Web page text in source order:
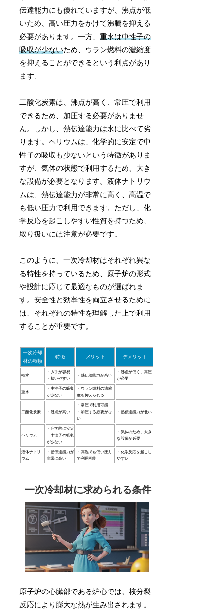
伝達能力にも優れていますが、沸点が低
いため、高い圧力をかけて沸騰を抑える
必要があります。一方、重水は中性子の
吸収が少ないため、ウラン燃料の濃縮度
を抑えることができるという利点があり
ます。
二酸化炭素は、沸点が高く、常圧で利用
できるため、加圧する必要がありませ
ん。しかし、熱伝達能力は水に比べて劣
ります。ヘリウムは、化学的に安定で中
性子の吸収も少ないという特徴がありま
すが、気体の状態で利用するため、大き
な設備が必要となります。液体ナトリウ
ムは、熱伝達能力が非常に高く、高温で
も低い圧力で利用できます。ただし、化
学反応を起こしやすい性質を持つため、
取り扱いには注意が必要です。
このように、一次冷却材はそれぞれ異な
る特性を持っているため、原子炉の形式
や設計に応じて最適なものが選ばれま
す。安全性と効率性を両立させるために
は、それぞれの特性を理解した上で利用
することが重要です。
一次冷却
材の種類
特徴 メリット デメリット
軽水
・入手が容易
・扱いやすい
・熱伝達能力が高い
・沸点が低く、高圧
が必要
重水
・中性子の吸収
が少ない
・ウラン燃料の濃縮
度を抑えられる
–
二酸化炭素 ・沸点が高い
・常圧で利用可能
・加圧する必要がな
い
・熱伝達能力が低い
ヘリウム
・化学的に安定
・中性子の吸収
が少ない
–
・気体のため、大き
な設備が必要
液体ナトリ
ウム
・熱伝達能力が
非常に高い
・高温でも低い圧力
で利用可能
・化学反応を起こし
やすい
一次冷却材に求められる条件
原子炉の心臓部である炉心では、核分裂
反応により膨大な熱が生み出されます。